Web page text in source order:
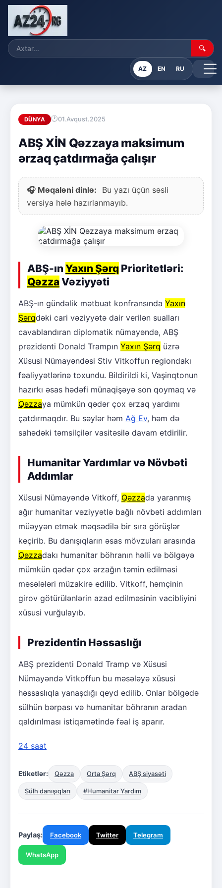
🔍
AZ EN RU
DÜNYA 01.Avqust.2025
ABŞ XİN Qəzzaya maksimum
ərzaq çatdırmağa çalışır
🎧 Məqaləni dinlə:
Bu yazı üçün səsli
versiya hələ hazırlanmayıb.
ABŞ-ın Yaxın Şərq Prioritetləri:
QəzzaVəziyyəti
ABŞ-ın gündəlik mətbuat konfransında Yaxın
Şərqdəki cari vəziyyətə dair verilən sualları
cavablandıran diplomatik nümayəndə, ABŞ
prezidenti Donald Trampın Yaxın Şərq üzrə
Xüsusi Nümayəndəsi Stiv Vitkoffun regiondakı
fəaliyyətlərinə toxundu. Bildirildi ki, Vaşinqtonun
hazırkı əsas hədəfi münaqişəyə son qoymaq və
Qəzzaya mümkün qədər çox ərzaq yardımı
çatdırmaqdır. Bu səylər həm Ağ Ev, həm də
sahədəki təmsilçilər vasitəsilə davam etdirilir.
Humanitar Yardımlar və Növbəti
Addımlar
Xüsusi Nümayəndə Vitkoff, Qəzzada yaranmış
ağır humanitar vəziyyətlə bağlı növbəti addımları
müəyyən etmək məqsədilə bir sıra görüşlər
keçirib. Bu danışıqların əsas mövzuları arasında
Qəzzadakı humanitar böhranın həlli və bölgəyə
mümkün qədər çox ərzağın təmin edilməsi
məsələləri müzakirə edilib. Vitkoff, həmçinin
girov götürülənlərin azad edilməsinin vacibliyini
xüsusi vurğulayıb.
Prezidentin Həssaslığı
ABŞ prezidenti Donald Tramp və Xüsusi
Nümayəndə Vitkoffun bu məsələyə xüsusi
həssaslıqla yanaşdığı qeyd edilib. Onlar bölgədə
sülhün bərpası və humanitar böhranın aradan
qaldırılması istiqamətində fəal iş aparır.
24 saat
Etiketlər: Qəzza Orta Şərq ABŞ siyasəti
Sülh danışıqları #Humanitar Yardım
Paylaş: Facebook Twitter Telegram
WhatsApp